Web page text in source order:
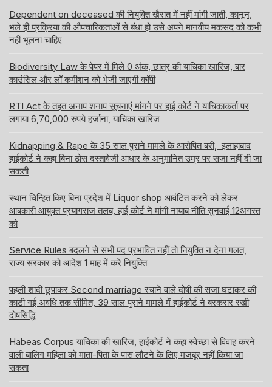
Dependent on deceased की नियुक्ति खैरात में नहीं मांगी जाती, कानून,
भले ही प्रक्रिया की औपचारिकताओं से बंधा हो उसे अपने मानवीय मकसद को कभी
नहीं भूलना चाहिए
Biodiversity Law के पेपर में मिले 0 अंक, छात्र की याचिका खारिज, बार
काउंसिल और लॉ कमीशन को भेजी जाएगी कॉपी
RTI Act के तहत अनाप शनाप सूचनाएं मांगने पर हाई कोर्ट ने याचिकाकर्ता पर
लगाया 6,70,000 रुपये हर्जाना, याचिका खारिज
Kidnapping & Rape के 35 साल पुराने मामले के आरोपित बरी, इलाहाबाद
हाईकोर्ट ने कहा बिना ठोस दस्तावेजी आधार के अनुमानित उम्र पर सजा नहीं दी जा
सकती
स्थान चिन्हित किए बिना प्रदेश में Liquor shop आवंटित करने को लेकर
आबकारी आयुक्त प्रयागराज तलब, हाई कोर्ट ने मांगी नायाब नीति सुनवाई 12अगस्त
को
Service Rules बदलने से सभी पद प्रभावित नहीं तो नियुक्ति न देना गलत,
राज्य सरकार को आदेश 1 माह में करे नियुक्ति
पहली शादी छुपाकर Second marriage रचाने वाले दोषी की सजा घटाकर की
काटी गई अवधि तक सीमित, 39 साल पुराने मामले में हाईकोर्ट ने बरकरार रखी
दोषसिद्धि
Habeas Corpus याचिका की खारिज, हाईकोर्ट ने कहा स्वेच्छा से विवाह करने
वाली बालिग महिला को माता-पिता के पास लौटने के लिए मजबूर नहीं किया जा
सकता